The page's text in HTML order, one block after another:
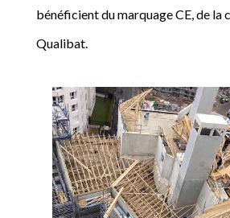
bénéficient du marquage CE, de
Qualibat.